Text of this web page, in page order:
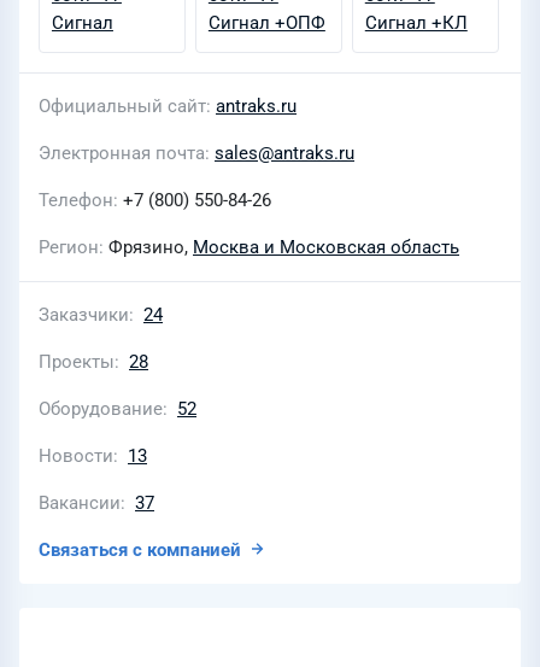
Официальный сайт antraks.ru
Электронная почта sales@antraks.ru
Телефон +7 (800) 550-84-26
Регион Фрязино, Москва и Московская область
Заказчики 24
Проекты 28
Оборудование 52
Новости 13
Вакансии 37
Связаться с компанией